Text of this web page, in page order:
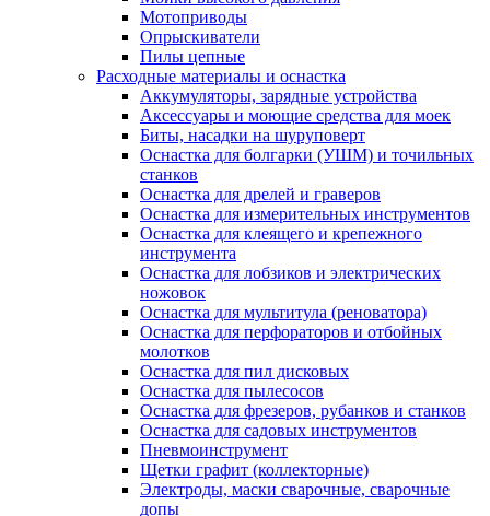
Мотоприводы
Опрыскиватели
Пилы цепные
Расходные материалы и оснастка
Аккумуляторы, зарядные устройства
Аксессуары и моющие средства для моек
Биты, насадки на шуруповерт
Оснастка для болгарки (УШМ) и точильных
станков
Оснастка для дрелей и граверов
Оснастка для измерительных инструментов
Оснастка для клеящего и крепежного
инструмента
Оснастка для лобзиков и электрических
ножовок
Оснастка для мультитула (реноватора)
Оснастка для перфораторов и отбойных
молотков
Оснастка для пил дисковых
Оснастка для пылесосов
Оснастка для фрезеров, рубанков и станков
Оснастка для садовых инструментов
Пневмоинструмент
Щетки графит (коллекторные)
Электроды, маски сварочные, сварочные
допы